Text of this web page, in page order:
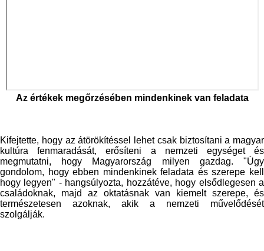
Az értékek megőrzésében mindenkinek van feladata
Kifejtette, hogy az átörökítéssel lehet csak biztosítani a magyar
kultúra fenmaradását, erősíteni a nemzeti egységet és
megmutatni, hogy Magyarország milyen gazdag. "Úgy
gondolom, hogy ebben mindenkinek feladata és szerepe kell
hogy legyen" - hangsúlyozta, hozzátéve, hogy elsődlegesen a
családoknak, majd az oktatásnak van kiemelt szerepe, és
természetesen azoknak, akik a nemzeti művelődését
szolgálják.